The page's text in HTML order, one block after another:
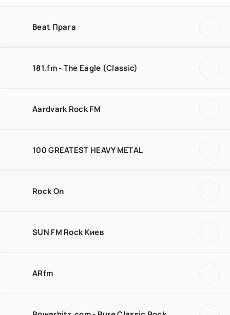
Beat Прага
181.fm - The Eagle (Classic)
Aardvark Rock FM
100 GREATEST HEAVY METAL
Rock On
SUN FM Rock Киев
ARfm